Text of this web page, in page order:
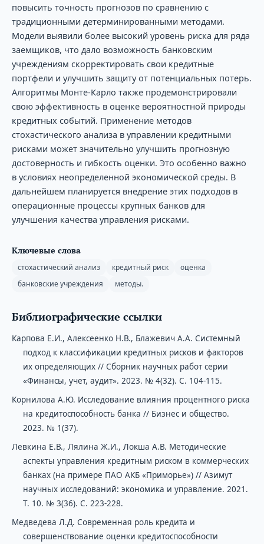
повысить точность прогнозов по сравнению с
традиционными детерминированными методами.
Модели выявили более высокий уровень риска для ряда
заемщиков, что дало возможность банковским
учреждениям скорректировать свои кредитные
портфели и улучшить защиту от потенциальных потерь.
Алгоритмы Монте-Карло также продемонстрировали
свою эффективность в оценке вероятностной природы
кредитных событий. Применение методов
стохастического анализа в управлении кредитными
рисками может значительно улучшить прогнозную
достоверность и гибкость оценки. Это особенно важно
в условиях неопределенной экономической среды. В
дальнейшем планируется внедрение этих подходов в
операционные процессы крупных банков для
улучшения качества управления рисками.
Ключевые слова
стохастический анализ кредитный риск
оценка
банковские учреждения
методы.
Библиографические ссылки
Карпова Е.И., Алексеенко Н.В., Блажевич А.А. Системный
подход к классификации кредитных рисков и факторов
их определяющих // Сборник научных работ серии
«Финансы, учет, аудит». 2023. № 4(32). С. 104-115.
Корнилова А.Ю. Исследование влияния процентного риска
на кредитоспособность банка // Бизнес и общество.
2023. № 1(37).
Левкина Е.В., Лялина Ж.И., Локша А.В. Методические
аспекты управления кредитным риском в коммерческих
банках (на примере ПАО АКБ «Приморье») // Азимут
научных исследований: экономика и управление. 2021.
Т. 10. № 3(36). С. 223-228.
Медведева Л.Д. Современная роль кредита и
совершенствование оценки кредитоспособности